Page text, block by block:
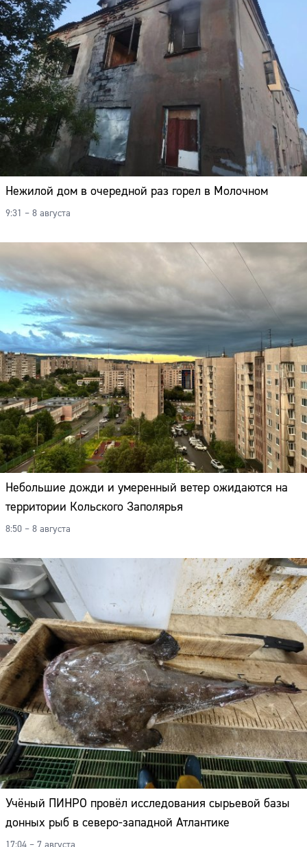
Нежилой дом в очередной раз горел в Молочном
9:31 – 8 августа
Небольшие дожди и умеренный ветер ожидаются на
территории Кольского Заполярья
8:50 – 8 августа
Учёный ПИНРО провёл исследования сырьевой базы
донных рыб в северо-западной Атлантике